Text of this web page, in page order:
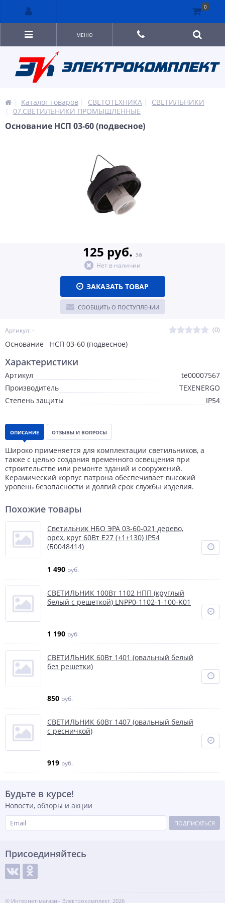
МЕНЮ
Каталог товаров СВЕТОТЕХНИКА
СВЕТИЛЬНИКИ
07.СВЕТИЛЬНИКИ ПРОМЫШЛЕННЫЕ
Основание НСП 03-60 (подвесное)
Артикул: - (0)
Основание НСП 03-60 (подвесное)
125 руб. за
Нет в наличии
ЗАКАЗАТЬ ТОВАР
СООБЩИТЬ О ПОСТУПЛЕНИИ
Характеристики
Артикул
te00007567
Производитель
TEXENERGO
Степень защиты
IP54
ОПИСАНИЕ ОТЗЫВЫ И ВОПРОСЫ
Широко применяется для комплектации светильников, а
также с целью создания временного освещения при
строительстве или ремонте зданий и сооружений.
Керамический корпус патрона обеспечивает высокий
уровень безопасности и долгий срок службы изделия.
Похожие товары
Светильник НБО ЭРА 03-60-021 дерево,
орех, круг 60Вт Е27 (+1+130) IP54
(Б0048414)
1 490 руб.
СВЕТИЛЬНИК 100Вт 1102 НПП (круглый
белый с решеткой) LNPP0-1102-1-100-K01
1 190 руб.
СВЕТИЛЬНИК 60Вт 1401 (овальный белый
без решетки)
850 руб.
СВЕТИЛЬНИК 60Вт 1407 (овальный белый
с ресничкой)
919 руб.
Будьте в курсе!
Новости, обзоры и акции
ПОДПИСАТЬСЯ
Присоединяйтесь
© Интернет-магазин Электрокомплект, 2026
0